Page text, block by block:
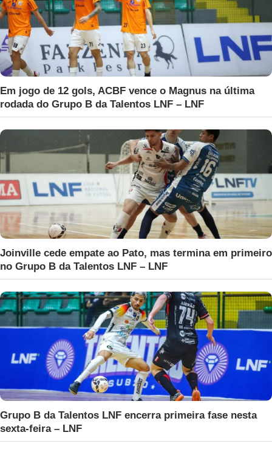
Em jogo de 12 gols, ACBF vence o Magnus na última
rodada do Grupo B da Talentos LNF – LNF
Joinville cede empate ao Pato, mas termina em primeiro
no Grupo B da Talentos LNF – LNF
Grupo B da Talentos LNF encerra primeira fase nesta
sexta-feira – LNF